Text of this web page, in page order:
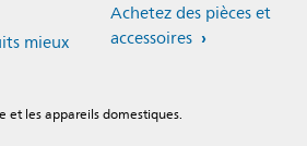
mieux
Achetez des pièces et
accessoires
et les appareils domestiques.